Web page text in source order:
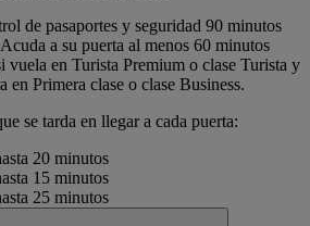
de pasaportes y seguridad 90 minutos
a su puerta al menos 60 minutos
vuela en Turista Premium o clase Turista y
en Primera clase o clase Business.
se tarda en llegar a cada puerta:
20 minutos
15 minutos
25 minutos